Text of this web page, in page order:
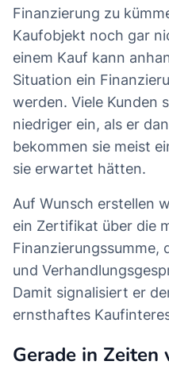
Finanzierung zu
Kaufobjekt noch gar
einem Kauf kann
Situation ein
werden. Viele Kunden
niedriger ein, als er
bekommen sie meist
sie erwartet hätten.
Auf Wunsch erstellen
ein Zertifikat über die
Finanzierungssumme,
und
Damit signalisiert er
ernsthaftes
Gerade in Zeiten